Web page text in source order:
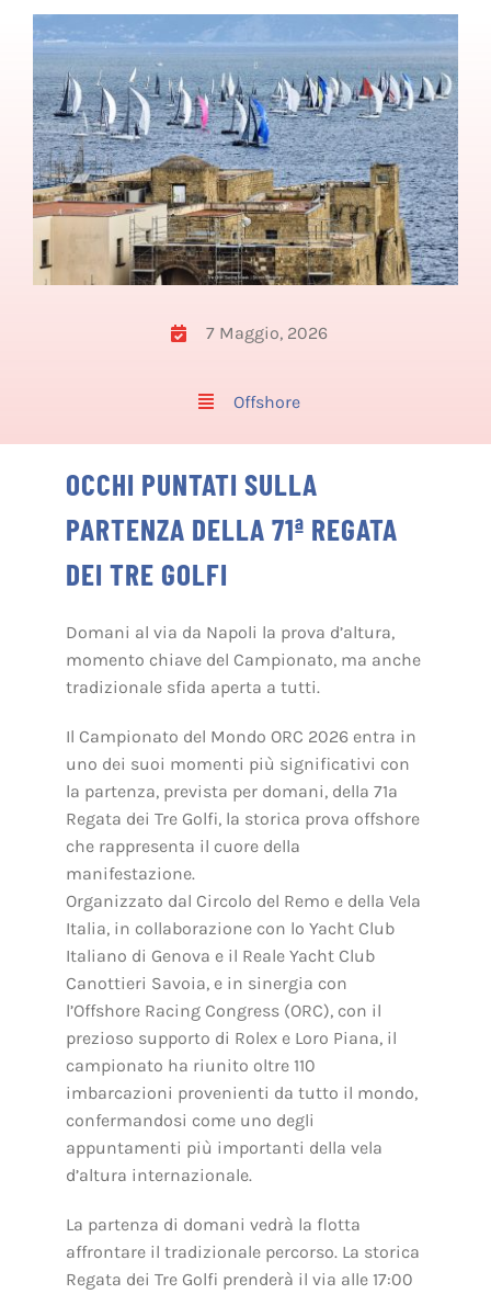
Regolamenti
Servizi&Convenzioni
Contatti
CERCA
7 Maggio, 2026
Offshore
OCCHI PUNTATI SULLA
PARTENZA DELLA 71ª REGATA
DEI TRE GOLFI
Domani al via da Napoli la prova d’altura,
momento chiave del Campionato, ma anche
tradizionale sfida aperta a tutti.
Il Campionato del Mondo ORC 2026 entra in
uno dei suoi momenti più significativi con
la partenza, prevista per domani, della 71ª
Regata dei Tre Golfi, la storica prova offshore
che rappresenta il cuore della
manifestazione.
Organizzato dal Circolo del Remo e della Vela
Italia, in collaborazione con lo Yacht Club
Italiano di Genova e il Reale Yacht Club
Canottieri Savoia, e in sinergia con
l’Offshore Racing Congress (ORC), con il
prezioso supporto di Rolex e Loro Piana, il
campionato ha riunito oltre 110
imbarcazioni provenienti da tutto il mondo,
confermandosi come uno degli
appuntamenti più importanti della vela
d’altura internazionale.
La partenza di domani vedrà la flotta
affrontare il tradizionale percorso. La storica
Regata dei Tre Golfi prenderà il via alle 17:00